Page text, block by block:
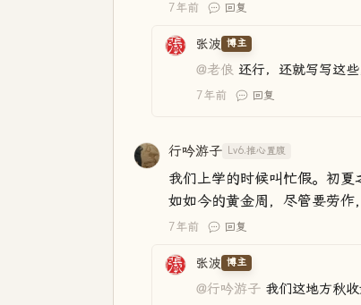
7年前 回复
张波 博主
@老俍 还行，还就写写这
7年前 回复
行吟游子 Lv6.推心置腹
我们上学的时候叫忙假。初
如如今的黄金周，尽管要劳作
7年前 回复
张波 博主
@行吟游子 我们这地方秋